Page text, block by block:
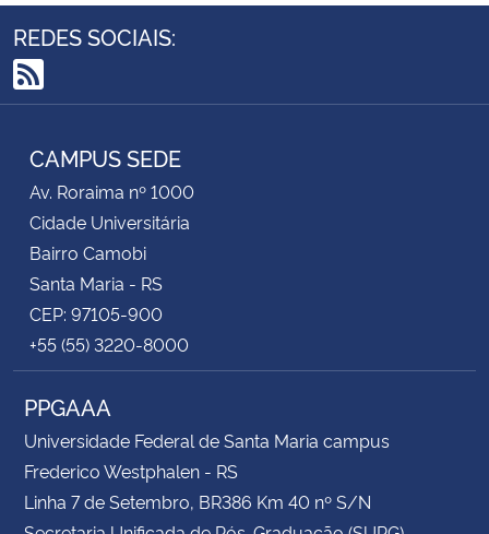
REDES SOCIAIS:
RSS
CAMPUS SEDE
Av. Roraima nº 1000
Cidade Universitária
Bairro Camobi
Santa Maria - RS
CEP: 97105-900
+55 (55) 3220-8000
PPGAAA
Universidade Federal de Santa Maria campus
Frederico Westphalen - RS
Linha 7 de Setembro, BR386 Km 40 nº S/N